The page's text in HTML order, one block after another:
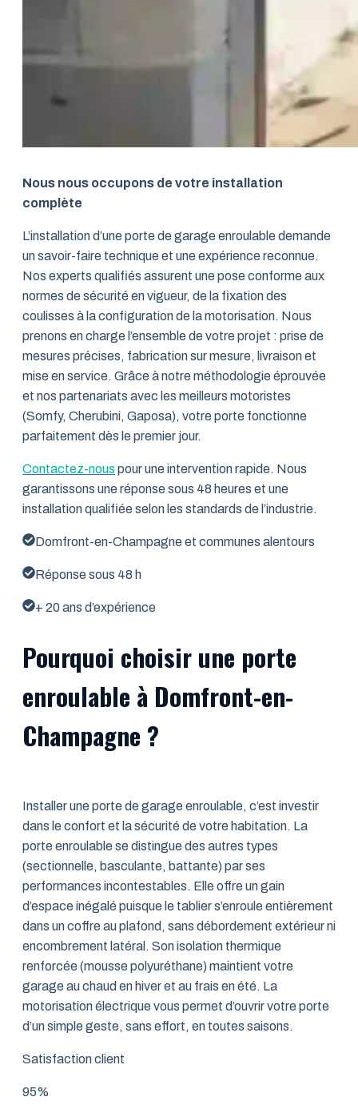
Nous nous occupons de votre installation
complète
L’installation d’une porte de garage enroulable demande
un savoir-faire technique et une expérience reconnue.
Nos experts qualifiés assurent une pose conforme aux
normes de sécurité en vigueur, de la fixation des
coulisses à la configuration de la motorisation. Nous
prenons en charge l’ensemble de votre projet : prise de
mesures précises, fabrication sur mesure, livraison et
mise en service. Grâce à notre méthodologie éprouvée
et nos partenariats avec les meilleurs motoristes
(Somfy, Cherubini, Gaposa), votre porte fonctionne
parfaitement dès le premier jour.
Contactez-nous pour une intervention rapide. Nous
garantissons une réponse sous 48 heures et une
installation qualifiée selon les standards de l’industrie.
Domfront-en-Champagne et communes alentours
Réponse sous 48 h
+ 20 ans d’expérience
Pourquoi choisir une porte
enroulable à Domfront-en-
Champagne ?
Installer une porte de garage enroulable, c’est investir
dans le confort et la sécurité de votre habitation. La
porte enroulable se distingue des autres types
(sectionnelle, basculante, battante) par ses
performances incontestables. Elle offre un gain
d’espace inégalé puisque le tablier s’enroule entièrement
dans un coffre au plafond, sans débordement extérieur ni
encombrement latéral. Son isolation thermique
renforcée (mousse polyuréthane) maintient votre
garage au chaud en hiver et au frais en été. La
motorisation électrique vous permet d’ouvrir votre porte
d’un simple geste, sans effort, en toutes saisons.
Satisfaction client
95%